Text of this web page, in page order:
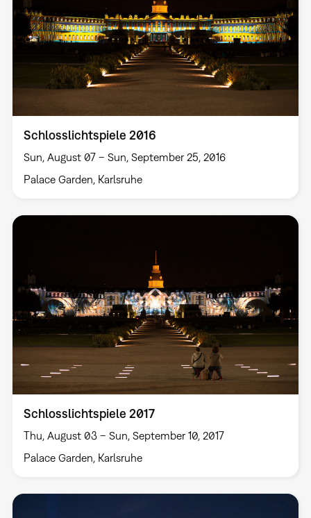
Schlosslichtspiele 2016
Sun, August 07 – Sun, September 25, 2016
Palace Garden, Karlsruhe
Schlosslichtspiele 2017
Thu, August 03 – Sun, September 10, 2017
Palace Garden, Karlsruhe